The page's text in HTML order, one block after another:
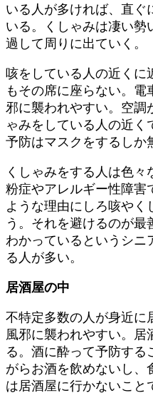
いる人が多ければ、直ぐ
いる。くしゃみは凄い勢
過して周りに出ていく。
咳をしている人の近くに
もその席に座らない。
邪に襲われやすい。空調
ゃみをしている人の近
予防はマスクをするしか
くしゃみをする人は色
粉症やアレルギー性障害
ような理由にしろ咳やく
う。それを避けるのが
わかっているというシニ
る人が多い。
居酒屋の中
不特定多数の人が身近に
風邪に襲われやすい。居
る。酒に酔って予防する
がらお酒を飲めないし、
は居酒屋に行かないこと